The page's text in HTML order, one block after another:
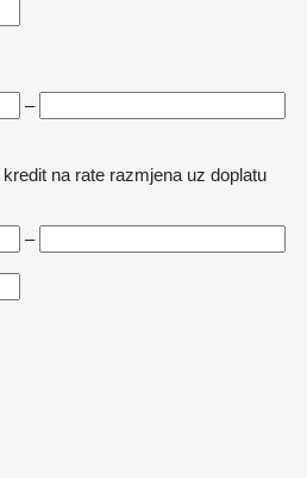
–
kredit na rate razmjena uz doplatu
–